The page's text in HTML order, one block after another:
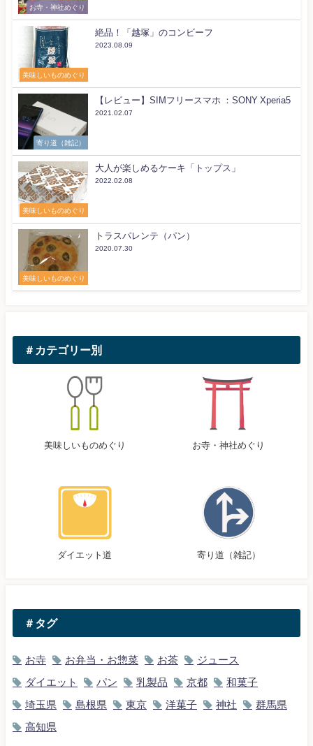
お寺・神社めぐり
美味しいものめぐり
絶品！「越塚」のコンビーフ
2023.08.09
寄り道（雑記）
【レビュー】SIMフリースマホ ：SONY Xperia5
2021.02.07
美味しいものめぐり
大人が楽しめるケーキ「トップス」
2022.02.08
美味しいものめぐり
トラスパレンテ（パン）
2020.07.30
＃カテゴリー別
美味しいものめぐり お寺・神社めぐり
ダイエット道 寄り道（雑記）
＃タグ
お寺 お弁当・お惣菜 お茶 ジュース
ダイエット パン 乳製品 京都 和菓子
埼玉県 島根県 東京 洋菓子 神社 群馬県
高知県